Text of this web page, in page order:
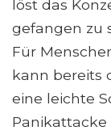
löst das
gefangen zu
Für
kann bereits
eine leichte
Panikattacke